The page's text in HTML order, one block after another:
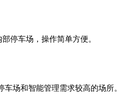
停车场，操作简单方便。
场和智能管理需求较高的场所。